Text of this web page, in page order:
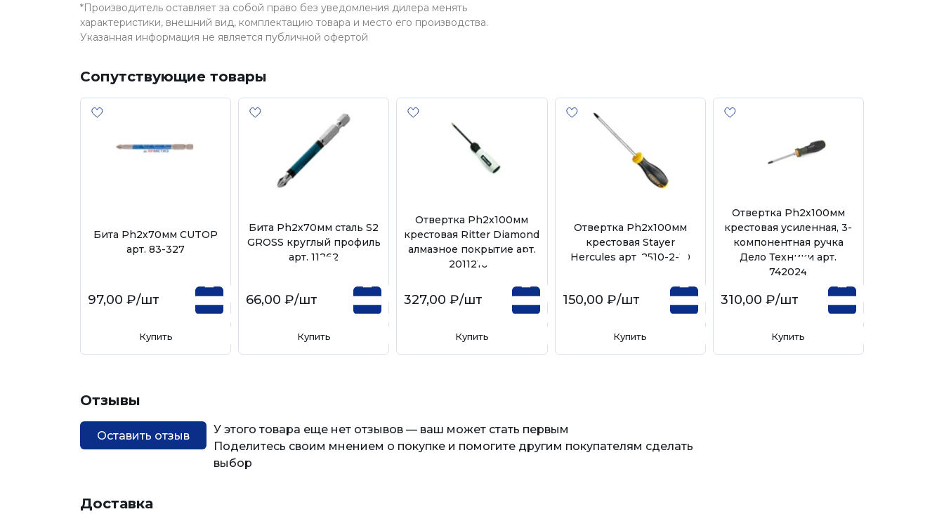
*Производитель оставляет за собой право без уведомления дилера менять
характеристики, внешний вид, комплектацию товара и место его производства.
Указанная информация не является публичной офертой
Сопутствующие товары
Бита Ph2х70мм CUTOP
арт. 83-327
97,00 ₽/шт
Купить
Бита Ph2х70мм сталь S2
GROSS круглый профиль
арт. 11262
66,00 ₽/шт
Купить
Отвертка Ph2х100мм
крестовая Ritter Diamond
алмазное покрытие арт.
20112100
327,00 ₽/шт
Купить
Отвертка Ph2х100мм
крестовая Stayer
Hercules арт. 2510-2-10
150,00 ₽/шт
Купить
Отвертка Ph2х100мм
крестовая усиленная, 3-
компонентная ручка
Дело Техники арт.
742024
310,00 ₽/шт
Купить
Отзывы
Оставить отзыв
У этого товара еще нет отзывов — ваш может стать первым
Поделитесь своим мнением о покупке и помогите другим покупателям сделать
выбор
Доставка